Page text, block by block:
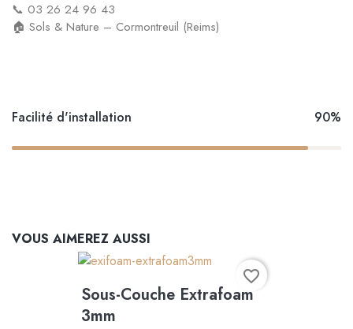
📞 03 26 24 96 43
🏠 Sols & Nature – Cormontreuil (Reims)
Facilité d'installation 90%
VOUS AIMEREZ AUSSI
Sous-Couche Extrafoam
3mm
favorite_border